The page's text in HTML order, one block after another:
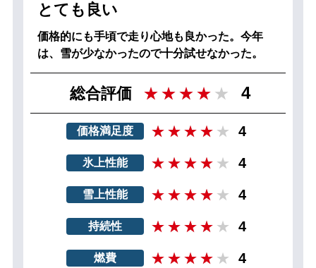
とても良い
価格的にも手頃で走り心地も良かった。今年
は、雪が少なかったので十分試せなかった。
総合評価 4
価格満足度 4
氷上性能 4
雪上性能 4
持続性 4
燃費 4